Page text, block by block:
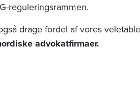
reguleringsrammen.
drage fordel af vores
advokatfirmaer.